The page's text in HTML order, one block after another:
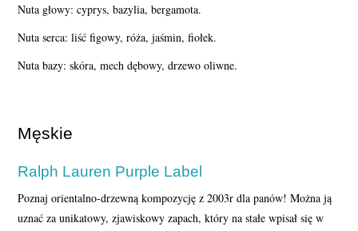
Nuta głowy: cyprys, bazylia, bergamota.
Nuta serca: liść figowy, róża, jaśmin, fiołek.
Nuta bazy: skóra, mech dębowy, drzewo oliwne.
Męskie
Ralph Lauren Purple Label
Poznaj orientalno-drzewną kompozycję z 2003r dla panów! Można ją
uznać za unikatowy, zjawiskowy zapach, który na stałe wpisał się w